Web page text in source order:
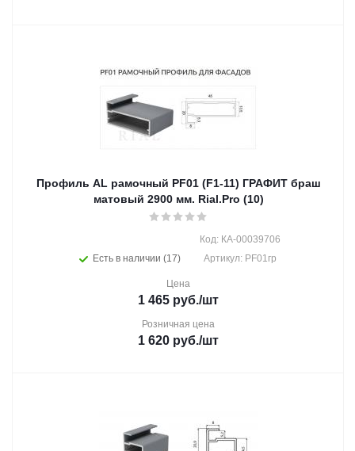
Профиль AL рамочный PF01 (F1-11) ГРАФИТ браш
матовый 2900 мм. Rial.Pro (10)
Есть в наличии (17)
Код: КА-00039706
Артикул: PF01гр
Цена
1 465 руб./шт
Розничная цена
1 620 руб./шт